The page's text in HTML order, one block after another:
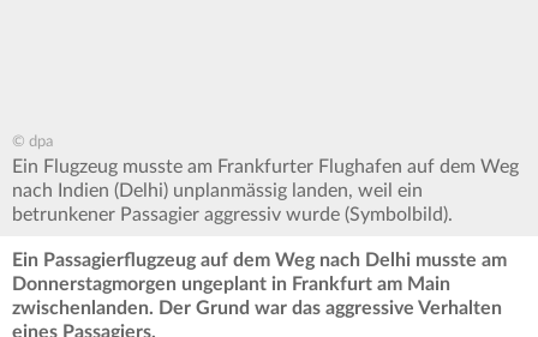
© dpa
Ein Flugzeug musste am Frankfurter Flughafen auf dem Weg
nach Indien (Delhi) unplanmässig landen, weil ein
betrunkener Passagier aggressiv wurde (Symbolbild).
Ein Passagierflugzeug auf dem Weg nach Delhi musste am
Donnerstagmorgen ungeplant in Frankfurt am Main
zwischenlanden. Der Grund war das aggressive Verhalten
eines Passagiers.